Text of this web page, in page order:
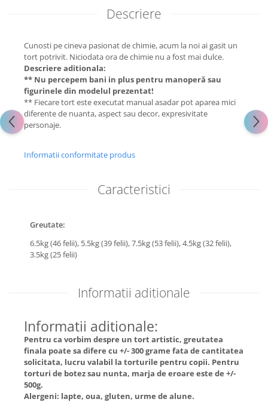
Descriere
Cunosti pe cineva pasionat de chimie, acum la noi ai gasit un
tort potrivit. Niciodata ora de chimie nu a fost mai dulce.
Descriere aditionala:
** Nu percepem bani in plus pentru manoperă sau
figurinele din modelul prezentat!
** Fiecare tort este executat manual asadar pot aparea mici
diferente de nuanta, aspect sau decor, expresivitate
personaje.
Informatii conformitate produs
Caracteristici
Greutate:
6.5kg (46 felii), 5.5kg (39 felii),7.5kg (53 felii),4.5kg (32 felii),
3.5kg (25 felii)
Informatii aditionale
Informatii aditionale:
Pentru ca vorbim despre un tort artistic, greutatea
finala poate sa difere cu +/- 300 grame fata de cantitatea
solicitata, lucru valabil la torturile pentru copii. Pentru
torturi de botez sau nunta, marja de eroare este de +/-
500g.
Alergeni: lapte, oua, gluten, urme de alune.